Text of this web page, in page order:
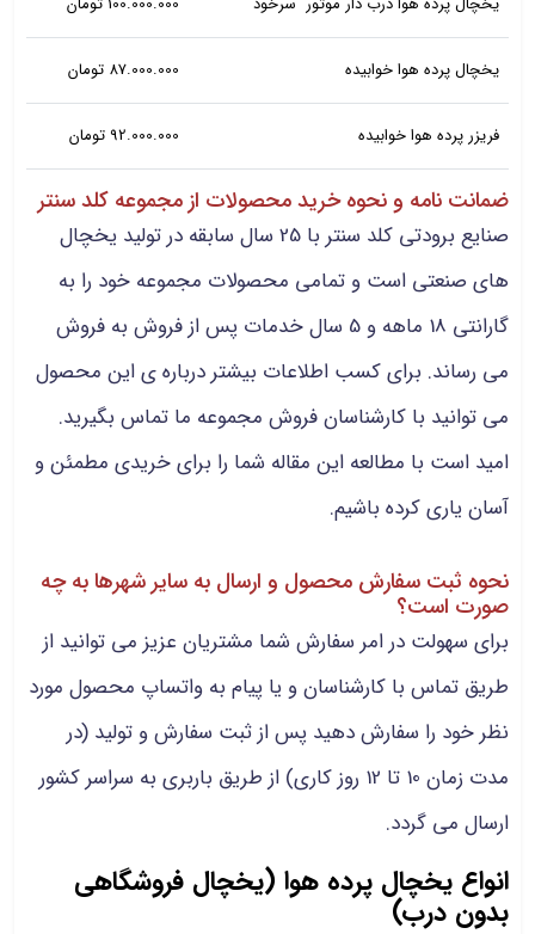
یخچال پرده هوا خوابیده 87.000.000 تومان
فریزر پرده هوا خوابیده 92.000.000 تومان
ضمانت نامه و نحوه خرید محصولات از مجموعه کلد سنتر
صنایع برودتی کلد سنتر با 25 سال سابقه در تولید یخچال
های صنعتی است و تمامی محصولات مجموعه خود را به
گارانتی 18 ماهه و 5 سال خدمات پس از فروش به فروش
می رساند. برای کسب اطلاعات بیشتر درباره ی این محصول
می توانید با کارشناسان فروش مجموعه ما تماس بگیرید.
امید است با مطالعه این مقاله شما را برای خریدی مطمئن و
آسان یاری کرده باشیم.
نحوه ثبت سفارش محصول و ارسال به سایر شهرها به چه
صورت است؟
برای سهولت در امر سفارش شما مشتریان عزیز می توانید از
طریق تماس با کارشناسان و یا پیام به واتساپ محصول مورد
نظر خود را سفارش دهید پس از ثبت سفارش و تولید (در
مدت زمان 10 تا 12 روز کاری) از طریق باربری به سراسر کشور
ارسال می گردد.
انواع یخچال پرده هوا (یخچال فروشگاهی
بدون درب)